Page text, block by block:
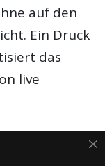
auf den
Ein Druck
das
live